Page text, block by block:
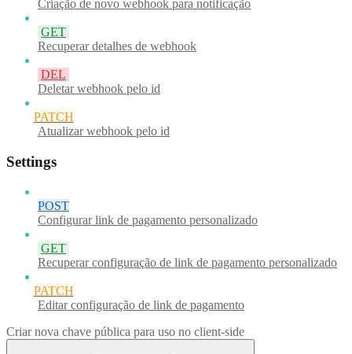
Criação de novo webhook para notificação
GET
Recuperar detalhes de webhook
DEL
Deletar webhook pelo id
PATCH
Atualizar webhook pelo id
Settings
POST
Configurar link de pagamento personalizado
GET
Recuperar configuração de link de pagamento personalizado
PATCH
Editar configuração de link de pagamento
Criar nova chave pública para uso no client-side